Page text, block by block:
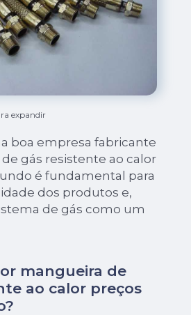
expandir
boa empresa fabricante
gás resistente ao calor
é fundamental para
dos produtos e,
de gás como um
mangueira de
ao calor preços